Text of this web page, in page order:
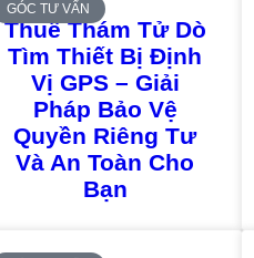
GÓC TƯ VẤN
Thuê Thám Tử Dò
Tìm Thiết Bị Định
Vị GPS – Giải
Pháp Bảo Vệ
Quyền Riêng Tư
Và An Toàn Cho
Bạn